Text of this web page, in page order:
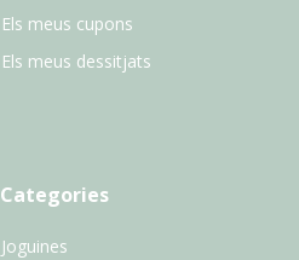
Els meus cupons
Els meus dessitjats
Categories
Joguines